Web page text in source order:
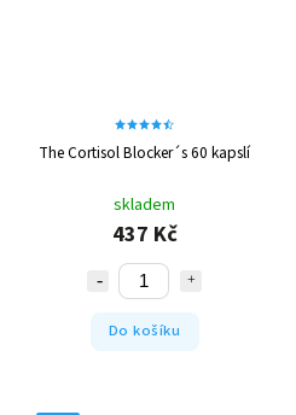
The Cortisol Blocker´s 60 kapslí
skladem
437 Kč
Do košíku